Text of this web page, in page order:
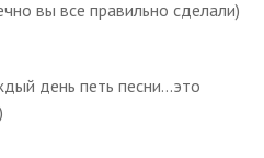
вы все правильно сделали)
день петь песни...это